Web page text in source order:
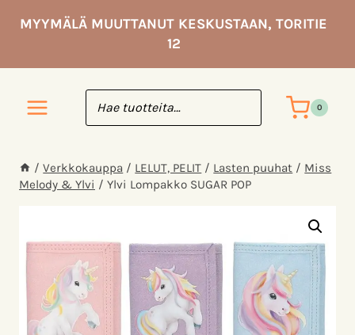
sisältöön
MYYMÄLÄ MUUTTANUT KESKUSTAAN, TORITIE
12
0
/ Verkkokauppa / LELUT, PELIT / Lasten puuhat / Miss
Melody & Ylvi / Ylvi Lompakko SUGAR POP